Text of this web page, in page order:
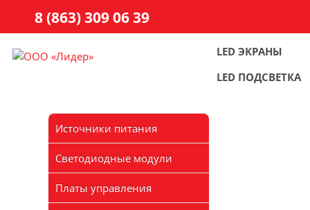
8 (863) 309 06 39
LED ЭКРАНЫ
LED ПОДСВЕТКА
Источники питания
Светодиодные модули
Платы управления